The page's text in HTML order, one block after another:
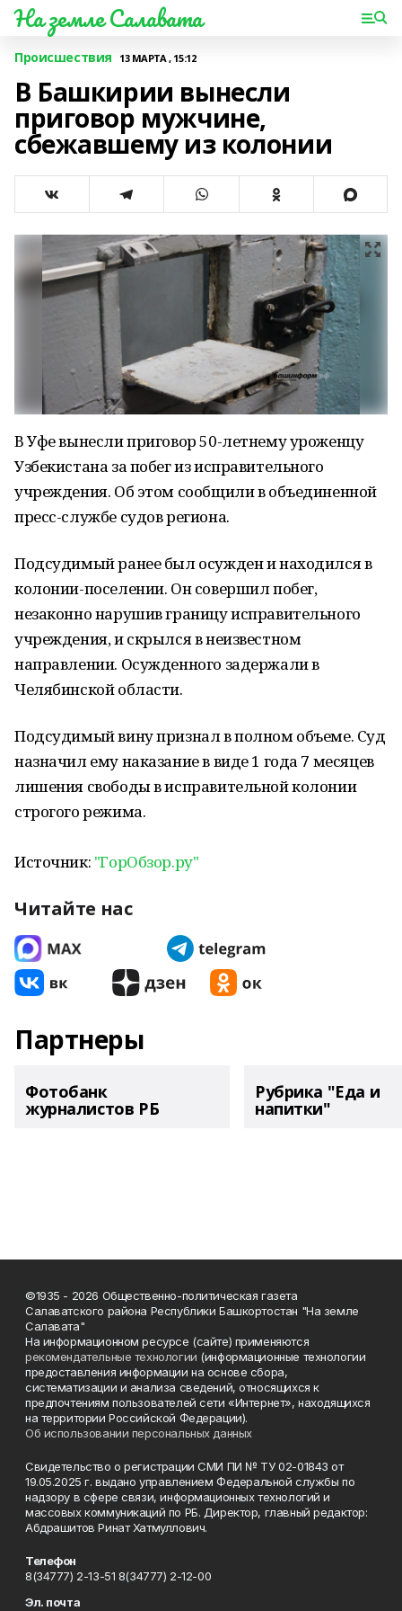
На земле Салавата
Происшествия 13 МАРТА , 15:12
В Башкирии вынесли
приговор мужчине,
сбежавшему из колонии
В Уфе вынесли приговор 50-летнему уроженцу
Узбекистана за побег из исправительного
учреждения. Об этом сообщили в объединенной
пресс-службе судов региона.
Подсудимый ранее был осужден и находился в
колонии-поселении. Он совершил побег,
незаконно нарушив границу исправительного
учреждения, и скрылся в неизвестном
направлении. Осужденного задержали в
Челябинской области.
Подсудимый вину признал в полном объеме. Суд
назначил ему наказание в виде 1 года 7 месяцев
лишения свободы в исправительной колонии
строгого режима.
Источник: "ГорОбзор.ру"
Читайте нас
Партнеры
Фотобанк
журналистов РБ
Рубрика "Еда и
напитки"
©1935 - 2026 Общественно-политическая газета
Салаватского района Республики Башкортостан "На земле
Салавата"
На информационном ресурсе (сайте) применяются
рекомендательные технологии (информационные технологии
предоставления информации на основе сбора,
систематизации и анализа сведений, относящихся к
предпочтениям пользователей сети «Интернет», находящихся
на территории Российской Федерации).
Об использовании персональных данных
Свидетельство о регистрации СМИ ПИ № ТУ 02-01843 от
19.05.2025 г. выдано управлением Федеральной службы по
надзору в сфере связи, информационных технологий и
массовых коммуникаций по РБ. Директор, главный редактор:
Абдрашитов Ринат Хатмуллович.
Телефон
8(34777) 2-13-51 8(34777) 2-12-00
Эл. почта